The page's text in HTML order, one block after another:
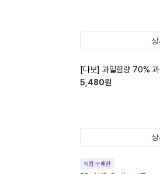
상
[다보] 과일함량 70%
5,480원
상
직접 구매한